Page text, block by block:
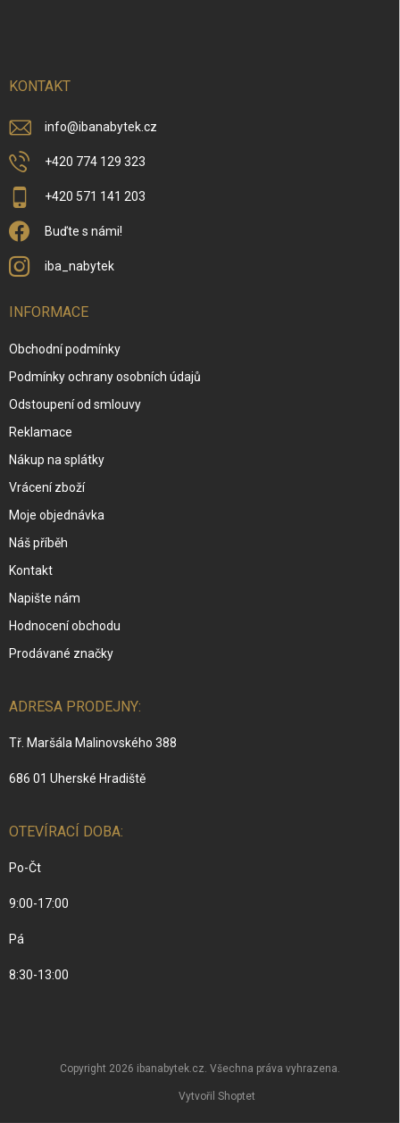
KONTAKT
info@ibanabytek.cz
+420 774 129 323
+420 571 141 203
Buďte s námi!
iba_nabytek
INFORMACE
Obchodní podmínky
Podmínky ochrany osobních údajů
Odstoupení od smlouvy
Reklamace
Nákup na splátky
Vrácení zboží
Moje objednávka
Náš příběh
Kontakt
Napište nám
Hodnocení obchodu
Prodávané značky
ADRESA PRODEJNY:
Tř. Maršála Malinovského 388
686 01 Uherské Hradiště
OTEVÍRACÍ DOBA:
Po-Čt
9:00-17:00
Pá
8:30-13:00
Vytvořil Shoptet
Copyright 2026 ibanabytek.cz. Všechna práva vyhrazena.